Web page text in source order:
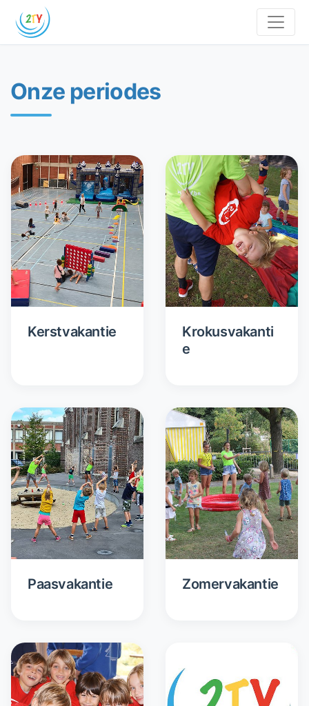
Onze periodes
Kerstvakantie
Krokusvakanti
e
Paasvakantie Zomervakantie